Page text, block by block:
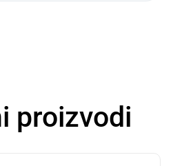
proizvodi